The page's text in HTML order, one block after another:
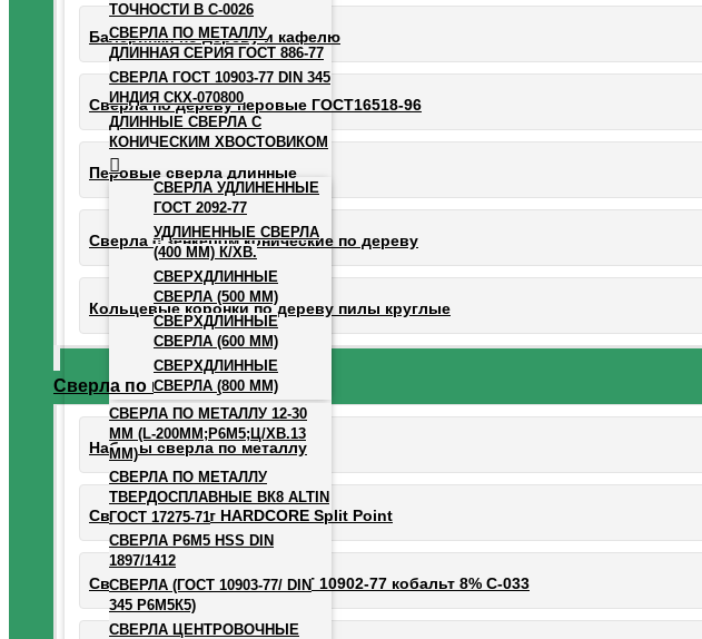
Балеринки по дереву и кафелю
Сверла по дереву перовые ГОСТ16518-96
Перовые сверла длинные
Сверла с зенкером конические по дереву
Кольцевые коронки по дереву пилы круглые
Сверла по металлу
Наборы сверла по металлу
Сверла кобальт HARDCORE Split Point
Сверла средняя серия ГОСТ 10902-77 кобальт 8% С-033
ТОЧНОСТИ В С-0026
СВЕРЛА ПО МЕТАЛЛУ
ДЛИННАЯ СЕРИЯ ГОСТ 886-77
СВЕРЛА ГОСТ 10903-77 DIN 345
ИНДИЯ СКХ-070800
ДЛИННЫЕ СВЕРЛА С
КОНИЧЕСКИМ ХВОСТОВИКОМ
СВЕРЛА УДЛИНЕННЫЕ
ГОСТ 2092-77
УДЛИНЕННЫЕ СВЕРЛА
(400 ММ) К/ХВ.
СВЕРХДЛИННЫЕ
СВЕРЛА (500 ММ)
СВЕРХДЛИННЫЕ
СВЕРЛА (600 ММ)
СВЕРХДЛИННЫЕ
СВЕРЛА (800 ММ)
СВЕРЛА ПО МЕТАЛЛУ 12-30
ММ (L-200ММ;Р6М5;Ц/ХВ.13
ММ)
СВЕРЛА ПО МЕТАЛЛУ
ТВЕРДОСПЛАВНЫЕ ВК8 ALTIN
ГОСТ 17275-71
СВЕРЛА Р6М5 HSS DIN
1897/1412
СВЕРЛА (ГОСТ 10903-77/ DIN
345 Р6М5К5)
СВЕРЛА ЦЕНТРОВОЧНЫЕ